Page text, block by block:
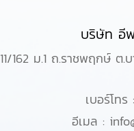
บริษัท อี
11/162 ม.1 ถ.ราชพฤกษ์ ต.
เบอร์โท
อีเมล :